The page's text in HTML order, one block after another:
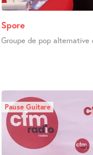
Spore
Groupe de pop alternative
Pause Guitare